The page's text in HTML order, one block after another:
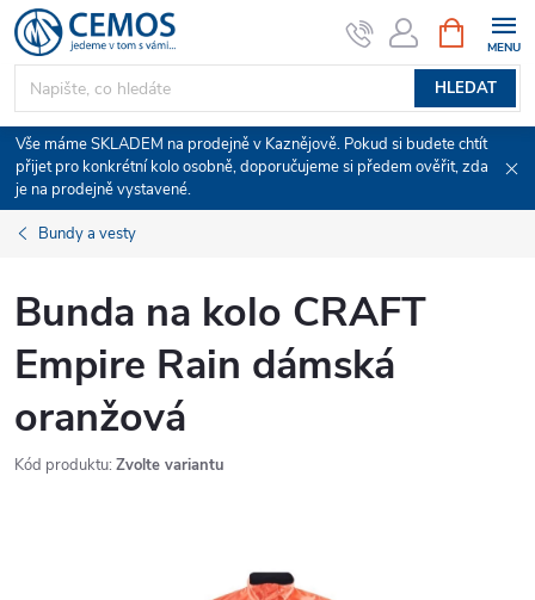
Přejít
na
obsah
HLEDAT
NÁKUPNÍ
KOŠÍK
Vše máme SKLADEM na prodejně v Kaznějově. Pokud si budete chtít
přijet pro konkrétní kolo osobně, doporučujeme si předem ověřit, zda
je na prodejně vystavené.
Bundy a vesty
Bunda na kolo CRAFT
Empire Rain dámská
oranžová
Kód produktu: Zvolte variantu